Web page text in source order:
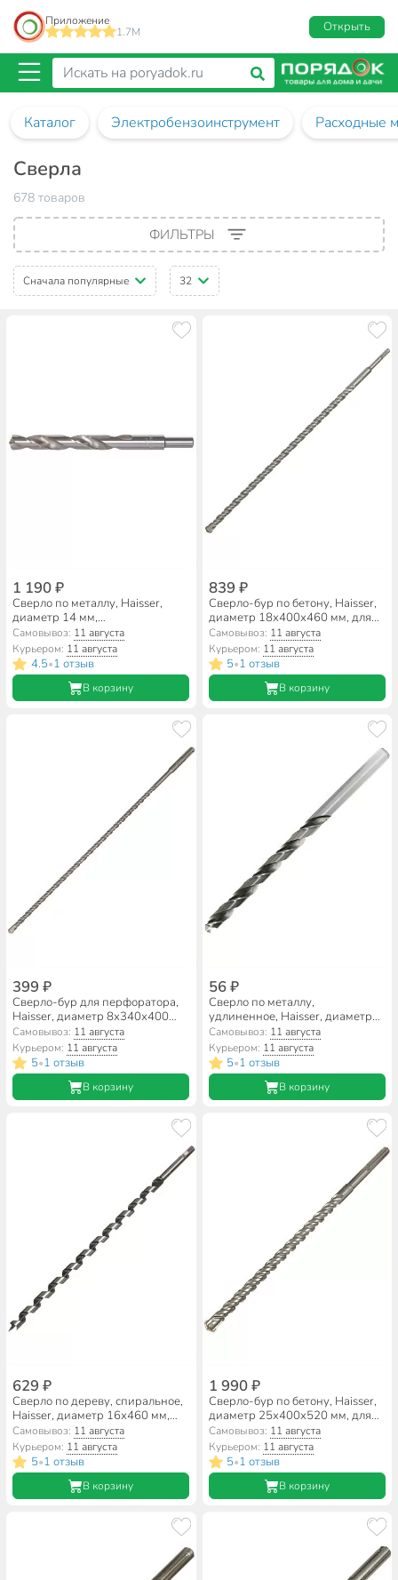
Приложение
1.7M
Открыть
Каталог Электробензоинструмент Расходные
Сверла
678 товаров
ФИЛЬТРЫ
Сначала популярные 32
1 190 ₽
Сверло по металлу, Haisser,
диаметр 14 мм,
цилиндрический хвостовик,
HS101061
Самовывоз: 11 августа
Курьером: 11 августа
4.5•1 отзыв
В корзину
839 ₽
Сверло-бур по бетону, Haisser,
диаметр 18х400х460 мм, для
перфоратора, SDS-Plus,
HS102042
Самовывоз: 11 августа
Курьером: 11 августа
5•1 отзыв
В корзину
399 ₽
Сверло-бур для перфоратора,
Haisser, диаметр 8х340х400
мм, SDS-Plus, HS102013
Самовывоз: 11 августа
Курьером: 11 августа
5•1 отзыв
В корзину
56 ₽
Сверло по металлу,
удлиненное, Haisser, диаметр
2х56х85 мм, цилиндрический
хвостовик, HS101301
Самовывоз: 11 августа
Курьером: 11 августа
5•1 отзыв
В корзину
629 ₽
Сверло по дереву, спиральное,
Haisser, диаметр 16х460 мм,
шестигранник, HS103411
Самовывоз: 11 августа
Курьером: 11 августа
5•1 отзыв
В корзину
1 990 ₽
Сверло-бур по бетону, Haisser,
диаметр 25х400х520 мм, для
перфоратора, SDS-Max,
HS108015
Самовывоз: 11 августа
Курьером: 11 августа
5•1 отзыв
В корзину